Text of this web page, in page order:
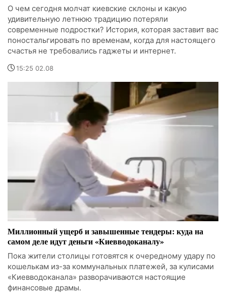
О чем сегодня молчат киевские склоны и какую
удивительную летнюю традицию потеряли
современные подростки? История, которая заставит вас
поностальгировать по временам, когда для настоящего
счастья не требовались гаджеты и интернет.
15:25 02.08
Миллионный ущерб и завышенные тендеры: куда на
самом деле идут деньги «Киевводоканалу»
Пока жители столицы готовятся к очередному удару по
кошелькам из-за коммунальных платежей, за кулисами
«Киевводоканала» разворачиваются настоящие
финансовые драмы.